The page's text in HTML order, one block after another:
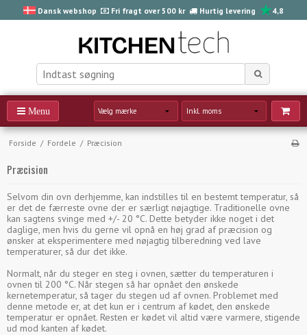
Dansk webshop Fri fragt over 500 kr Hurtig levering 4,8
Forside / Fordele / Præcision
Præcision
Selvom din ovn derhjemme, kan indstilles til en bestemt temperatur, så
er det de færreste ovne der er særligt nøjagtige. Traditionelle ovne
kan sagtens svinge med +/- 20 °C. Dette betyder ikke noget i det
daglige, men hvis du gerne vil opnå en høj grad af præcision og
ønsker at eksperimentere med nøjagtig tilberedning ved lave
temperaturer, så dur det ikke.
Normalt, når du steger en steg i ovnen, sætter du temperaturen i
ovnen til 200 °C. Når stegen så har opnået den ønskede
kernetemperatur, så tager du stegen ud af ovnen. Problemet med
denne metode er, at det kun er i centrum af kødet, den ønskede
temperatur er opnået. Resten er kødet vil altid være varmere, stigende
ud mod kanten af kødet.